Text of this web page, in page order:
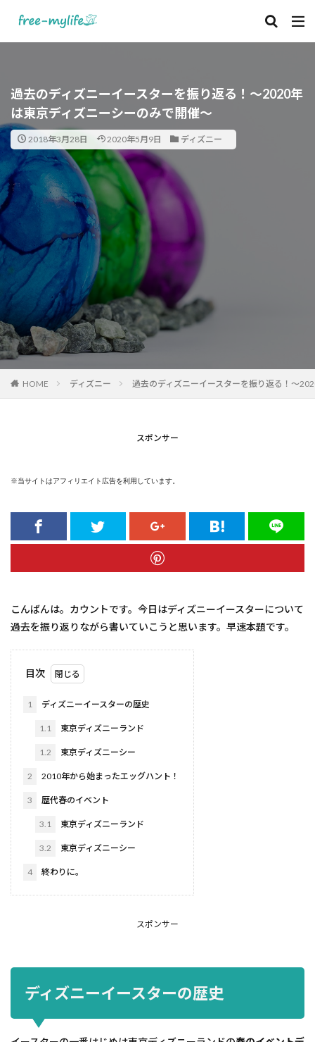
過去のディズニーイースターを振り返る！～2020年
は東京ディズニーシーのみで開催～
2018年3月28日 2020年5月9日 ディズニー
HOME ディズニー 過去のディズニーイースターを振り返る！～
スポンサー
※当サイトはアフィリエイト広告を利用しています。
こんばんは。カウントです。今日はディズニーイースターについて
過去を振り返りながら書いていこうと思います。早速本題です。
目次
1 ディズニーイースターの歴史
1.1 東京ディズニーランド
1.2 東京ディズニーシー
2 2010年から始まったエッグハント！
3 歴代春のイベント
3.1 東京ディズニーランド
3.2 東京ディズニーシー
4 終わりに。
スポンサー
ディズニーイースターの歴史